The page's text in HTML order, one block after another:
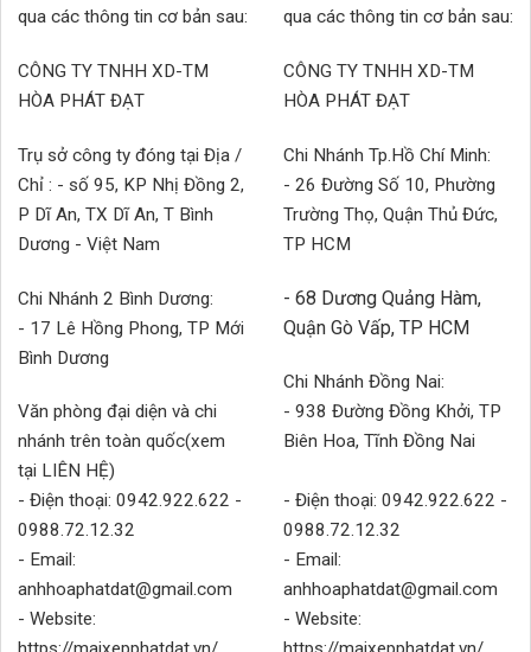
qua các thông tin cơ bản sau:
CÔNG TY TNHH XD-TM
HÒA PHÁT ĐẠT
Trụ sở công ty đóng tại Địa /
Chỉ : - số 95, KP Nhị Đồng 2,
P Dĩ An, TX Dĩ An, T Bình
Dương - Việt Nam
Chi Nhánh 2 Bình Dương:
- 17 Lê Hồng Phong, TP Mới
Bình Dương
Văn phòng đại diện và chi
nhánh trên toàn quốc(xem
tại LIÊN HỆ)
- Điện thoại: 0942.922.622 -
0988.72.12.32
- Email:
anhhoaphatdat@gmail.com
- Website:
qua các thông tin cơ bản sau:
CÔNG TY TNHH XD-TM
HÒA PHÁT ĐẠT
Chi Nhánh Tp.Hồ Chí Minh:
- 26 Đường Số 10, Phường
Trường Thọ, Quận Thủ Đức,
TP HCM
- 68 Dương Quảng Hàm,
Quận Gò Vấp, TP HCM
Chi Nhánh Đồng Nai:
- 938 Đường Đồng Khởi, TP
Biên Hoa, Tĩnh Đồng Nai
- Điện thoại: 0942.922.622 -
0988.72.12.32
- Email:
anhhoaphatdat@gmail.com
- Website: